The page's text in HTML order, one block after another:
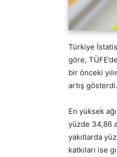
Türkiye
göre,
bir önceki
artış
En yüksek
yüzde 34,86
yakıtlarda
katkıları ise